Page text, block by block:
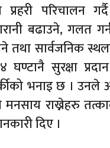
परिचालन
बढाउने, गलत
तथा सार्वजनिक
सुरक्षा
भनाइ छ । उनले
राख्नेहरु
दिए ।